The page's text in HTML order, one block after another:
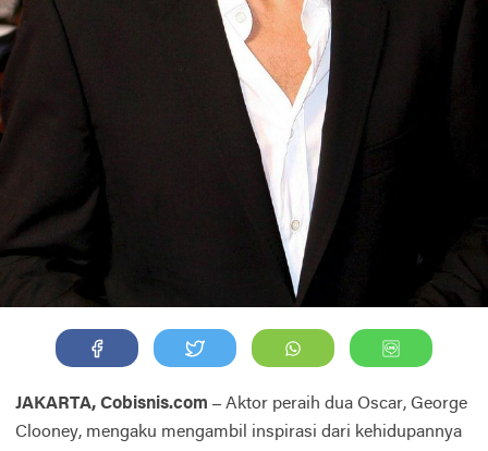
JAKARTA, Cobisnis.com – Aktor peraih dua Oscar, George
Clooney, mengaku mengambil inspirasi dari kehidupannya